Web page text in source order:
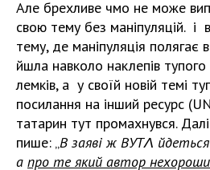
Але брехливе чмо не може
свою тему без маніпуляцій. і
тему, де маніпуляція полягає
йшла навколо наклепів
лемків, а у своїй новій темі
посилання на інший ресурс
татарин тут промахнувся.
пише: „В заяві ж ВУТΛ
а про те який автор